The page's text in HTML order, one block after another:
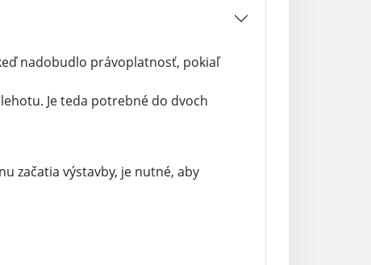
nadobudlo právoplatnosť, pokiaľ
Je teda potrebné do dvoch
začatia výstavby, je nutné, aby